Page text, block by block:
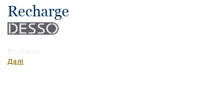
Recharge
Recharge
Далі